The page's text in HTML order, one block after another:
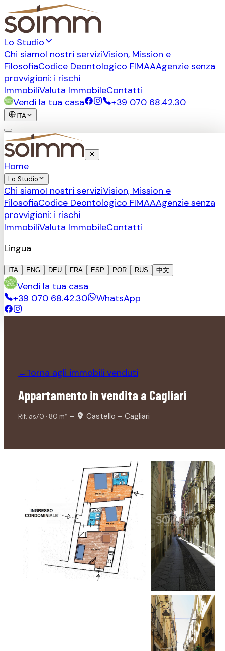
Lo Studio
Chi siamoI nostri serviziVision, Mission e
FilosofiaCodice Deontologico FIMAAAgenzie senza
provvigioni: i rischi
ImmobiliValuta ImmobileContatti
Vendi la tua casa
+39 070 68.42.30
ITA
Home
Lo Studio
Chi siamoI nostri serviziVision, Mission e
FilosofiaCodice Deontologico FIMAAAgenzie senza
provvigioni: i rischi
ImmobiliValuta ImmobileContatti
Lingua
ITA ENG DEU FRA ESP POR RUS 中文
Vendi la tua casa
+39 070 68.42.30
WhatsApp
←Torna agli immobili venduti
Appartamento in vendita a Cagliari
Rif. as70 · 80 m² – Castello – Cagliari